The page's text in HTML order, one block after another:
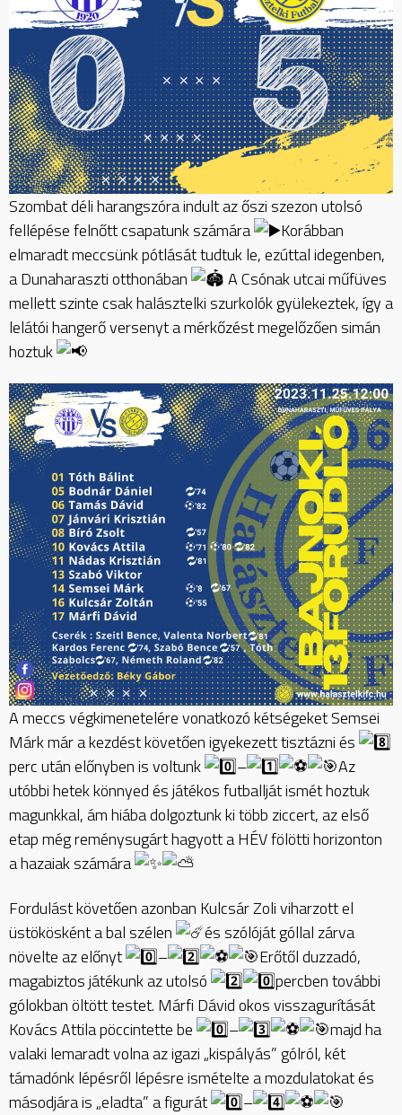
Szombat déli harangszóra indult az őszi szezon utolsó
fellépése felnőtt csapatunk számára
Korábban
elmaradt meccsünk pótlását tudtuk le, ezúttal idegenben,
a Dunaharaszti otthonában
A Csónak utcai műfüves
mellett szinte csak halásztelki szurkolók gyülekeztek, így a
lelátói hangerő versenyt a mérkőzést megelőzően simán
hoztuk
A meccs végkimenetelére vonatkozó kétségeket Semsei
Márk már a kezdést követően igyekezetttisztázni és
perc után előnyben is voltunk
–
Az
utóbbi hetek könnyed és játékos futballját ismét hoztuk
magunkkal, ám hiába dolgoztunk ki több ziccert, az első
etap még reménysugárt hagyott a HÉV fölötti horizonton
a hazaiak számára
Fordulást követően azonban Kulcsár Zoli viharzott el
üstökösként a bal szélen
és szólóját góllal zárva
növelte az előnyt
–
Erőtől duzzadó,
magabiztos játékunk az utolsó
percben további
gólokban öltött testet. Márfi Dávid okos visszagurítását
Kovács Attila pöccintette be
–
majd ha
valaki lemaradt volna az igazi „kispályás” gólról, két
támadónk lépésről lépésre ismételte a mozdulatokat és
másodjára is „eladta” a figurát
–